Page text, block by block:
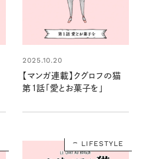
2025.10.20
【マンガ連載】クグロフの猫
第１話「愛とお菓子を」
LIFESTYLE